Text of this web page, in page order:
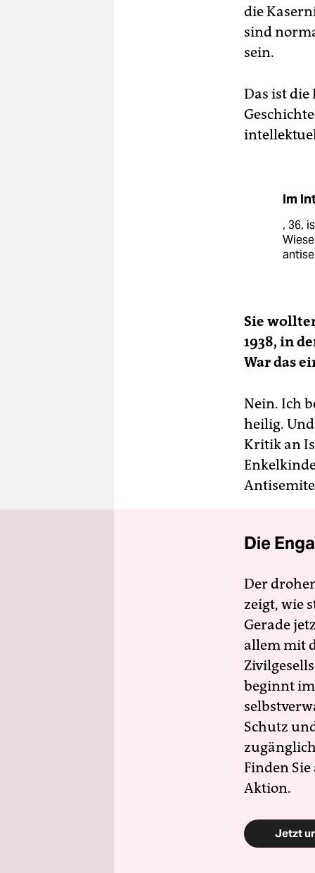
die
sind
sein.
Das ist die
Im
, 36,
Sie
1938, in
War das
Nein. Ich
heilig.
Kritik an
Die
Der
zeigt, wie
Gerade
allem mit
beginnt
Schutz
Finden
Aktion.
Jetzt